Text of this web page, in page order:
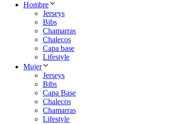
Hombre
Jerseys
Bibs
Chamarras
Chalecos
Capa base
Lifestyle
Mujer
Jerseys
Bibs
Capa Base
Chalecos
Chamarras
Lifestyle